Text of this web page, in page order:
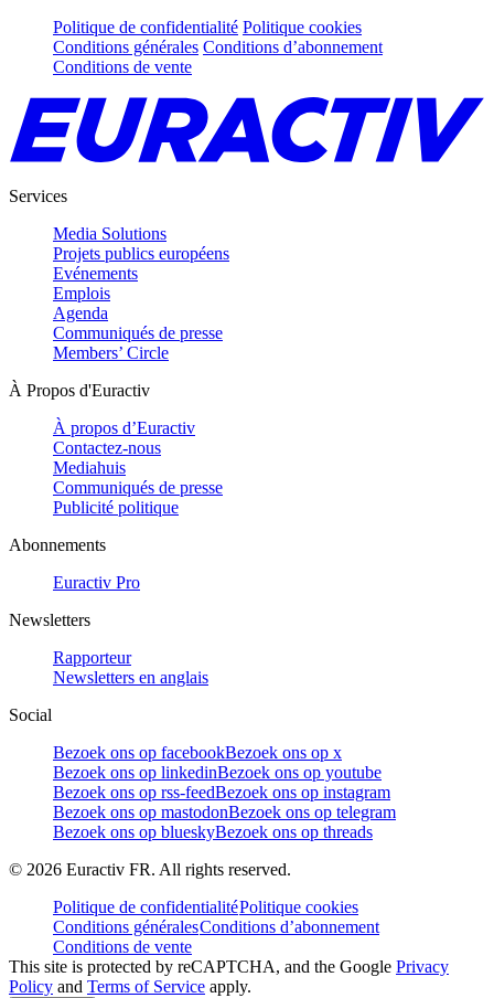
Politique de confidentialité Politique cookies
Conditions générales Conditions d’abonnement
Conditions de vente
Services
Media Solutions
Projets publics européens
Evénements
Emplois
Agenda
Communiqués de presse
Members’ Circle
À Propos d'Euractiv
À propos d’Euractiv
Contactez-nous
Mediahuis
Communiqués de presse
Publicité politique
Abonnements
Euractiv Pro
Newsletters
Rapporteur
Newsletters en anglais
Social
Bezoek ons op facebookBezoek ons op x
Bezoek ons op linkedinBezoek ons op youtube
Bezoek ons op rss-feedBezoek ons op instagram
Bezoek ons op mastodonBezoek ons op telegram
Bezoek ons op blueskyBezoek ons op threads
© 2026 Euractiv FR. All rights reserved.
Politique de confidentialitéPolitique cookies
Conditions généralesConditions d’abonnement
Conditions de vente
This site is protected by reCAPTCHA, and the Google Privacy
Policy and Terms of Service apply.